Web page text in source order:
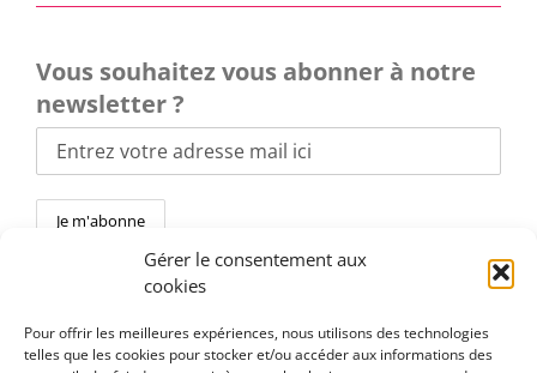
Gérer le consentement aux
cookies
Pour offrir les meilleures expériences, nous utilisons des technologies
telles que les cookies pour stocker et/ou accéder aux informations des
Vous souhaitez vous abonner à notre
newsletter ?